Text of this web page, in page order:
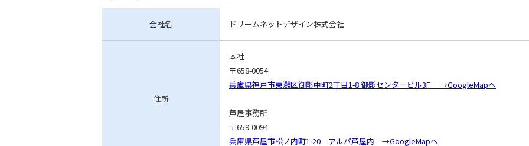
会社名 ドリームネットデザイン株式会社
住所
本社
〒658-0054
兵庫県神戸市東灘区御影中町2丁目1-8 御影センタービル3F →GoogleMapへ
芦屋事務所
〒659-0094
兵庫県芦屋市松ノ内町1-20 アルパ芦屋内 →GoogleMapへ